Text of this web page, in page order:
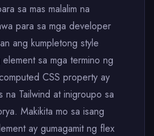
sa mas malalim na
para sa mga developer
ang kumpletong style
sa mga termino ng
CSS property ay
na Tailwind at inigroupo sa
Makikita mo sa isang
ay gumagamit ng flex